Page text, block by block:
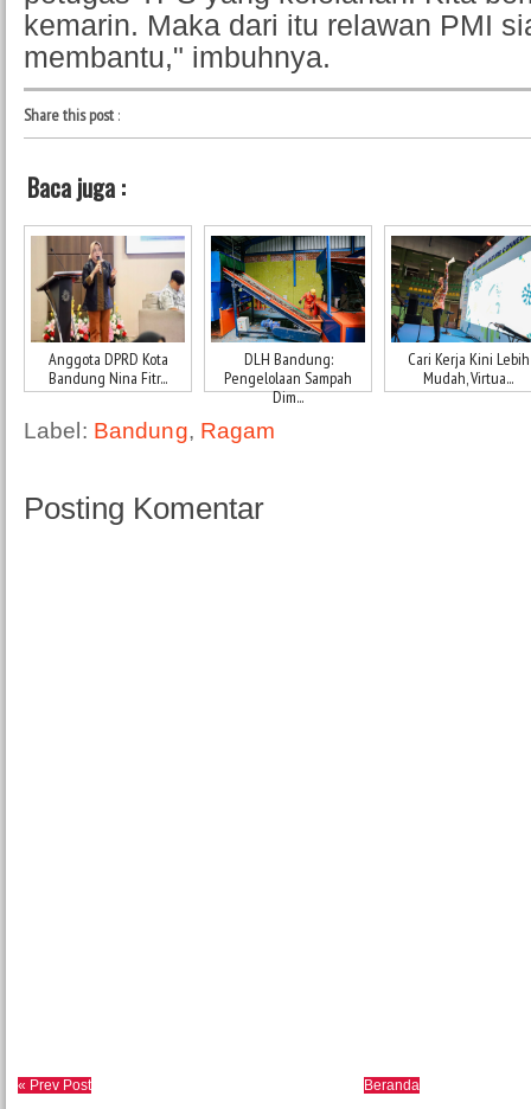
kemarin. Maka dari itu relawan PMI
membantu," imbuhnya.
Share this post:
Baca juga :
Anggota DPRD Kota
Bandung Nina Fitr...
DLH Bandung:
Pengelolaan Sampah
Dim...
Cari Kerja Kini Lebih
Mudah, Virtua...
Label: Bandung, Ragam
Posting Komentar
« Prev Post Beranda